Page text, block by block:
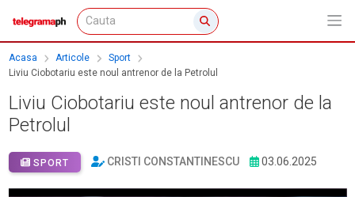
Acasa Articole
Sport
Liviu Ciobotariu este noul antrenor de la Petrolul
Liviu Ciobotariu este noul antrenor de la
Petrolul
SPORT CRISTI CONSTANTINESCU 03.06.2025